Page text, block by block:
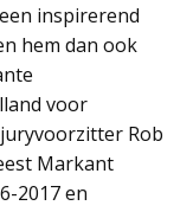
inspirerend
hem dan ook
voor
Rob
Markant
2017 en